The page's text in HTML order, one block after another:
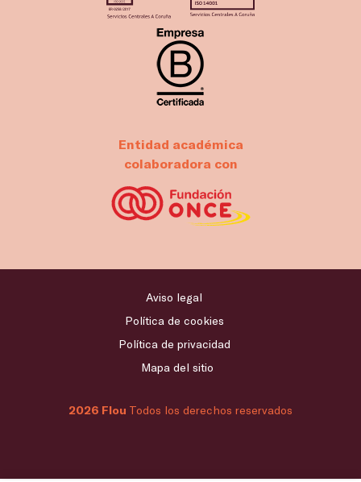
Entidad académica
colaboradora con
2026 Flou Todos los derechos reservados
Aviso legal
Política de cookies
Política de privacidad
Mapa del sitio